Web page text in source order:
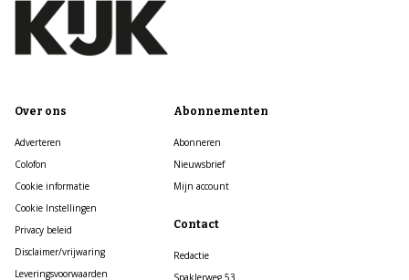
Over ons
Adverteren
Colofon
Cookie informatie
Cookie Instellingen
Privacy beleid
Disclaimer/vrijwaring
Leveringsvoorwaarden
Abonnementen
Abonneren
Nieuwsbrief
Mijn account
Contact
Redactie
Spaklerweg 53